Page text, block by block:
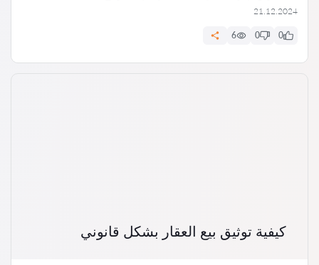
21.12.2024
0
0
6
كيفية توثيق بيع العقار بشكل قانوني